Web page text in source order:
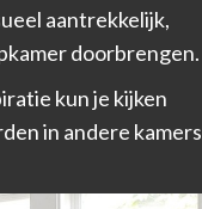
aantrekkelijk,
doorbrengen.
kun je kijken
in andere kamers